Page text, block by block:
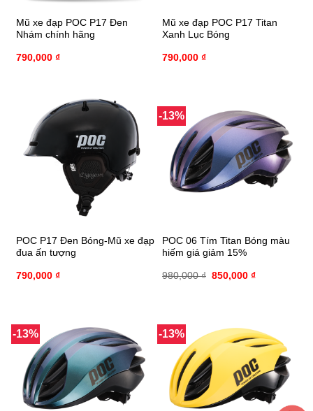
Mũ xe đạp POC P17 Đen
Nhám chính hãng
790,000 ₫
Mũ xe đạp POC P17 Titan
Xanh Lục Bóng
790,000 ₫
POC P17 Đen Bóng-Mũ xe đạp
đua ấn tượng
790,000 ₫
-13%
POC 06 Tím Titan Bóng màu
hiếm giá giảm 15%
980,000₫ 850,000₫
-13% -13%